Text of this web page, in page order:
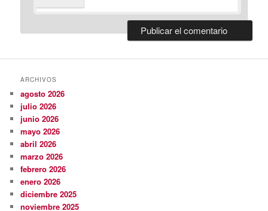
ARCHIVOS
agosto 2026
julio 2026
junio 2026
mayo 2026
abril 2026
marzo 2026
febrero 2026
enero 2026
diciembre 2025
noviembre 2025